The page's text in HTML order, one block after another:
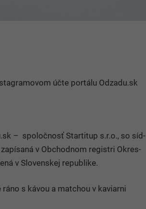
účte portálu Odzadu.sk
– spo­loč­nosť Star­ti­tup s.r.o., so síd­
v Ob­chod­nom re­gis­tri Ok­res­
v Slo­ven­skej re­pub­like.
s kávou a matchou v kaviarni